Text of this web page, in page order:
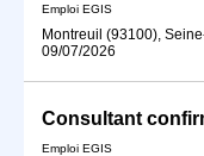
Emploi EGIS
Montreuil (93100),
09/07/2026
Emploi EGIS